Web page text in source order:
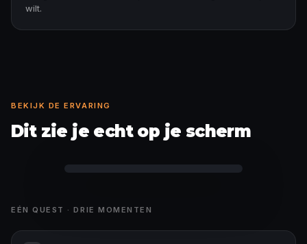
wilt.
BEKIJK DE ERVARING
Dit zie je echt op je scherm
Feitkaart ontgrendeld
EÉN QUEST · DRIE MOMENTEN